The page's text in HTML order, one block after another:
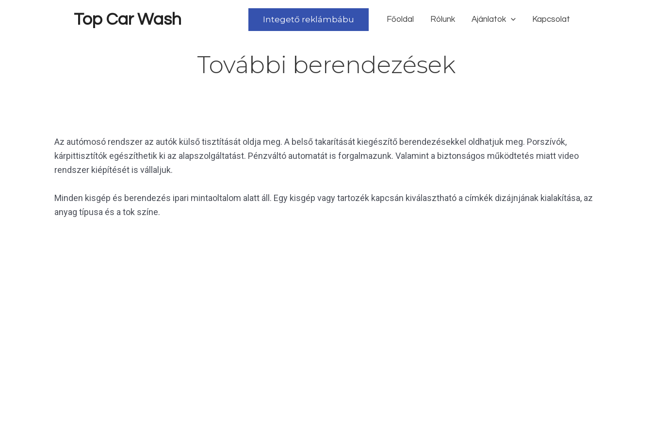
Top Car Wash Integető reklámbábu Főoldal Rólunk Ajánlatok Kapcsolat
További berendezések
Az autómosó rendszer az autók külső tisztítását oldja meg. A belső takarítását kiegészítő berendezésekkel oldhatjuk meg. Porszívók,
kárpittisztítók egészíthetik ki az alapszolgáltatást. Pénzváltó automatát is forgalmazunk. Valamint a biztonságos működtetés miatt video
rendszer kiépítését is vállaljuk.
Minden kisgép és berendezés ipari mintaoltalom alatt áll. Egy kisgép vagy tartozék kapcsán kiválasztható a címkék dizájnjának kialakítása, az
anyag típusa és a tok színe.